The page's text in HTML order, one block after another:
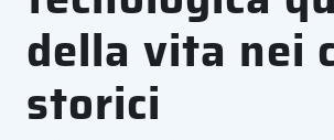
della vita nei
storici